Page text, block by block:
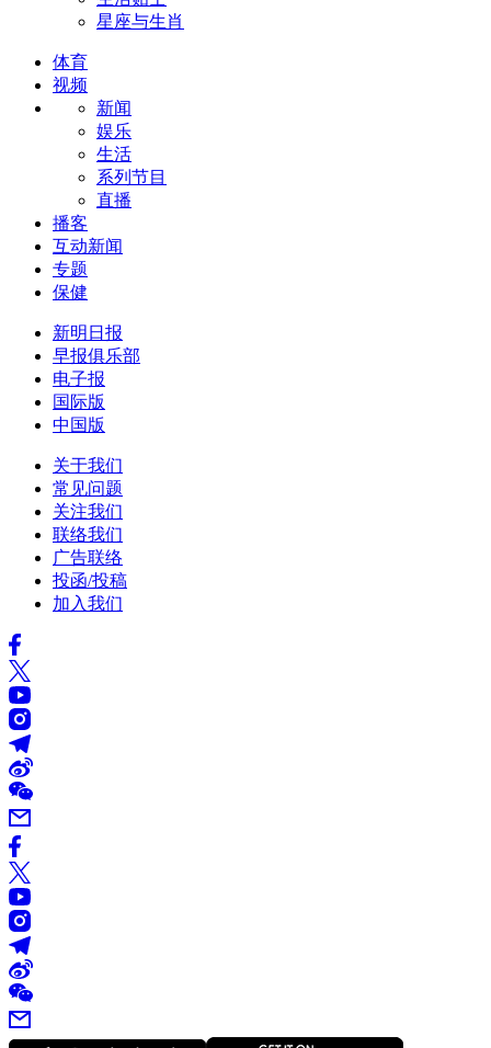
星座与生肖
体育
视频
新闻
娱乐
生活
系列节目
直播
播客
互动新闻
专题
保健
新明日报
早报俱乐部
电子报
国际版
中国版
关于我们
常见问题
关注我们
联络我们
广告联络
投函/投稿
加入我们